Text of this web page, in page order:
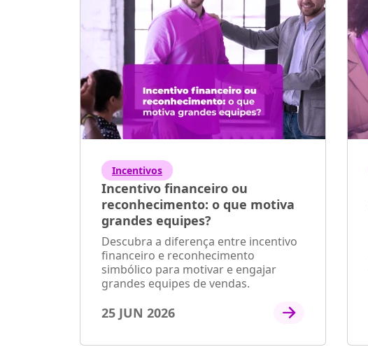
Incentivos
Incentivo financeiro ou
reconhecimento: o que motiva
grandes equipes?
Descubra a diferença entre incentivo
financeiro e reconhecimento
simbólico para motivar e engajar
grandes equipes de vendas.
25 JUN 2026